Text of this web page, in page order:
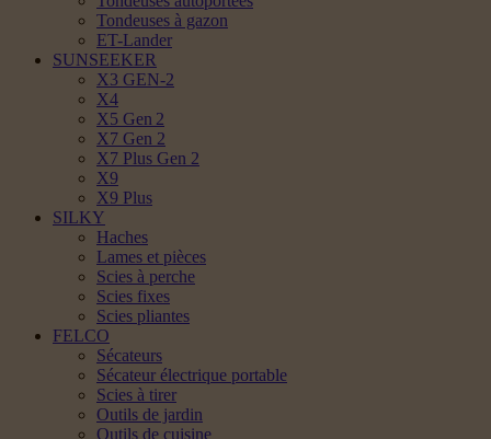
Tondeuses à gazon
ET-Lander
SUNSEEKER
X3 GEN-2
X4
X5 Gen 2
X7 Gen 2
X7 Plus Gen 2
X9
X9 Plus
SILKY
Haches
Lames et pièces
Scies à perche
Scies fixes
Scies pliantes
FELCO
Sécateurs
Sécateur électrique portable
Scies à tirer
Outils de jardin
Outils de cuisine